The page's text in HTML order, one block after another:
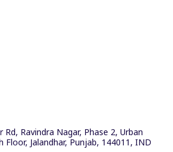
Rd, Ravindra Nagar, Phase 2, Urban
Jalandhar, Punjab, 144011, IND